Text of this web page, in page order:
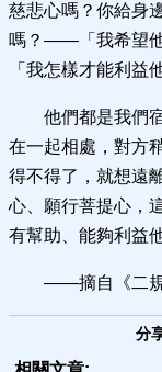
慈悲心嗎？你給身
嗎？——「我希望他
「我怎樣才能利
他們都是我們
在一起相處，對方
得不得了，就想遠
心、願行菩提心，
有幫助、能夠利益
——摘自《二
分